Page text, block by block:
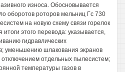
износа. Обосновывается
оборотов роторов мельниц Гс 730
на новую схему связи горелок
этого перевода: указывается,
гидравлических
уменьшению шлакования экранов
отдельных пылесистем;
температуры газов в